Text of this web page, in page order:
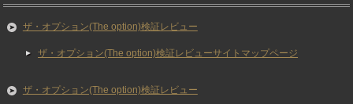
ザ・オプション(The option)検証レビュー
ザ・オプション(The option)検証レビューサイトマップページ
ザ・オプション(The option)検証レビュー